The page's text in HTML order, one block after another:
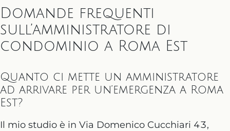
Domande frequenti
sull’amministratore di
condominio a Roma Est
Quanto ci mette un amministratore
ad arrivare per un’emergenza a Roma
Est?
Il mio studio è in Via Domenico Cucchiari 43,